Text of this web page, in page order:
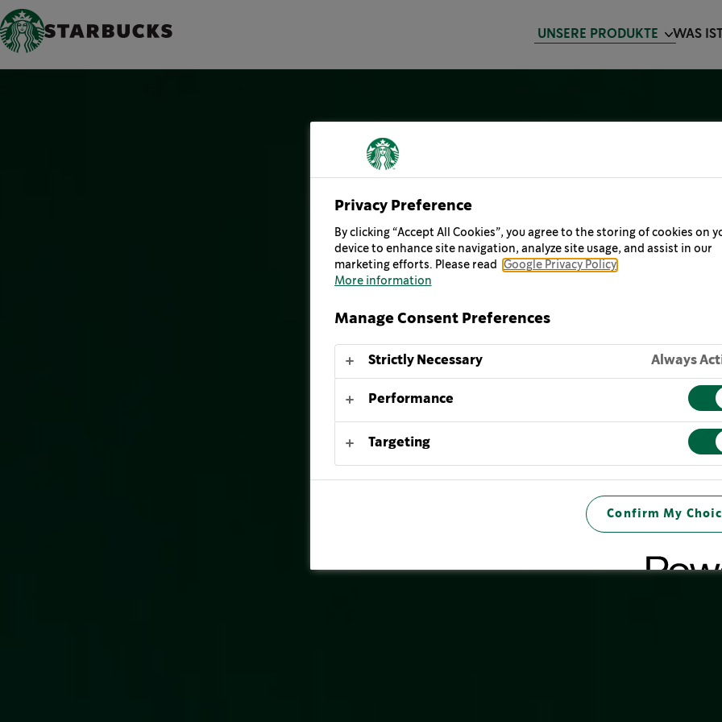
UNSERE PRODUKTE WAS
Privacy Preference
By clicking “Accept All Cookies”, you agree to the storing of cookies on
device to enhance site navigation, analyze site usage, and assist in our
marketing efforts. Please read
Google Privacy Policy
More information
Manage Consent Preferences
Strictly Necessary Always
Performance
Targeting
Confirm My